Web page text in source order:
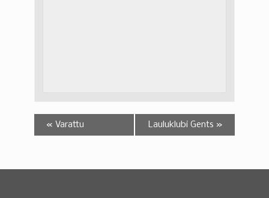
« Varattu Lauluklubi Gents »